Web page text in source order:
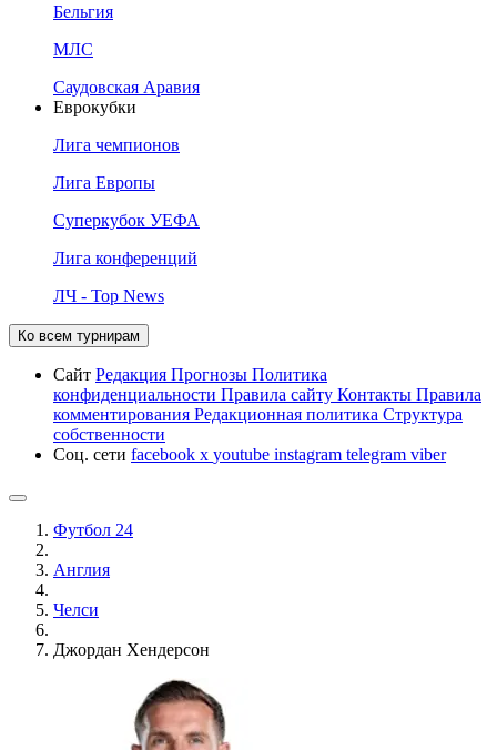
Бельгия
МЛС
Саудовская Аравия
Еврокубки
Лига чемпионов
Лига Европы
Суперкубок УЕФА
Лига конференций
ЛЧ - Top News
Ко всем турнирам
Сайт Редакция Прогнозы Политика
конфиденциальности Правила сайту Контакты Правила
комментирования Редакционная политика Структура
собственности
Соц. сети facebook x youtube instagram telegram viber
Футбол 24
Англия
Челси
Джордан Хендерсон